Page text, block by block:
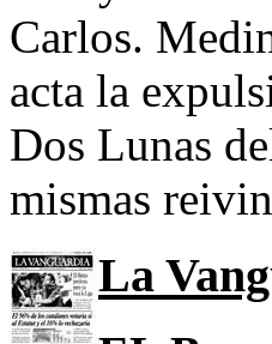
Carlos.
acta la
Dos Lunas
mismas
La